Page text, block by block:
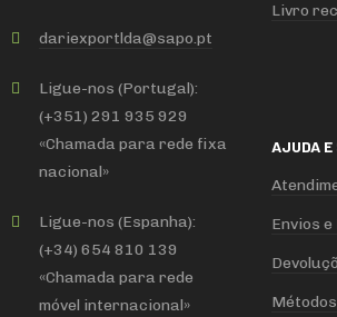
dariexportlda@sapo.pt
Ligue-nos (Portugal):
(+351) 291 935 929
«Chamada para rede fixa
nacional»
Ligue-nos (Espanha):
(+34) 654 810 139
«Chamada para rede
móvel internacional»
Livro
AJUDA E
Envios